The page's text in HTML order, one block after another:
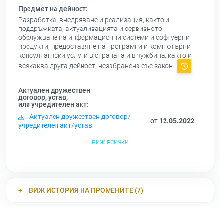
Предмет на дейност:
Разработка, внедряване и реализация, както и
поддръжката, актуализацията и сервизното
обслужване на информационни системи и софтуерни
продукти, предоставяне на програмни и компютърни
консултантски услуги в страната и в чужбина, както и
всякаква друга дейност, незабранена със закон.
Актуален дружествен
договор, устав,
или учредителен акт:
Актуален дружествен договор/
учредителен акт/устав
от 12.05.2022
виж всички
ВИЖ ИСТОРИЯ НА ПРОМЕНИТЕ (7)